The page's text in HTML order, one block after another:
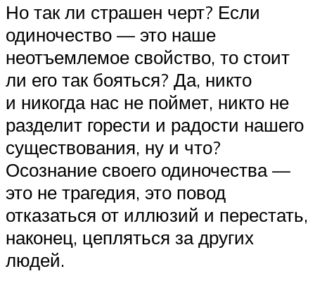
Но так ли страшен черт? Если
одиночество — это наше
неотъемлемое свойство, то стоит
ли его так бояться? Да, никто
и никогда нас не поймет, никто не
разделит горести и радости нашего
существования, ну и что?
Осознание своего одиночества —
это не трагедия, это повод
отказаться от иллюзий и перестать,
наконец, цепляться за других
людей.